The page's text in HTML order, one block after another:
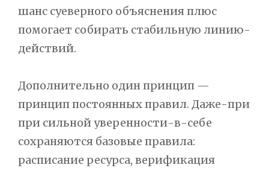
шанс суеверного объяснения плюс
помогает собирать стабильную линию-
действий.
Дополнительно один принцип —
принцип постоянных правил. Даже-при
при сильной уверенности-в-себе
сохраняются базовые правила:
расписание ресурса, верификация